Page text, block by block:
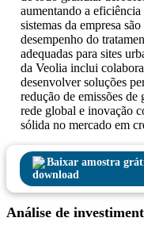
aumentando a
sistemas da empresa
desempenho do
adequadas para sites
da Veolia inclui
desenvolver soluções
redução de emissões
rede global e inovação
sólida no mercado em
Baixar amostra
Análise de